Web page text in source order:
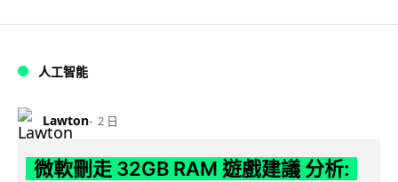
人工智能
Lawton 2 日
微軟刪走 32GB RAM 遊戲建議 分析: